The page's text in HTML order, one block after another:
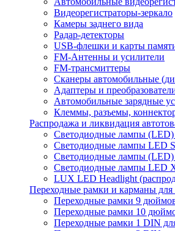
Видеорегистраторы-зеркало
Камеры заднего вида
Радар-детекторы
USB-флешки и карты
FM-Антенны и усилители
FM-трансмиттеры
Сканеры автомобильные
Адаптеры и
Автомобильные зарядные
Клеммы, разъемы,
Распродажа и ликвидация
Светодиодные лампы (LED)
Светодиодные лампы LED
Светодиодные лампы
Светодиодные лампы LED
LUX LED Headlight
Переходные рамки и карманы для
Переходные рамки 9
Переходные рамки 10
Переходные рамки 1 DIN